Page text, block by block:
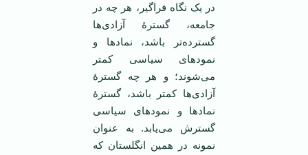
در یک نگاه فراگیر، هر چه در
جامعه، گسترۀ آزادی‌ها
گسترده‌تر باشد، نماد‌ها و
نمودهای سیاسی کمتر
می‌شوند؛ و هر چه گسترۀ
آزادی‌ها کمتر باشد، گسترۀ
نماد‌ها و نمودهای سیاسی
گسترش می‌یابد. به عنوان
نمونه در همین انگلستان که